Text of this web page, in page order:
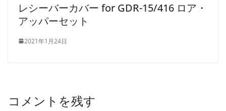
レシーバーカバー for GDR-15/416 ロア・
アッパーセット
2021年1月24日
コメントを残す